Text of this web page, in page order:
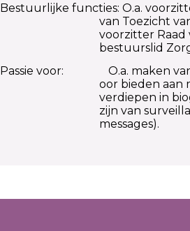
Bestuurlijke functies: O.a.
van Toezicht
voorzitter Raad
bestuurslid
Passie voor: O.a. maken van
oor bieden aan
verdiepen in
zijn van
messages).